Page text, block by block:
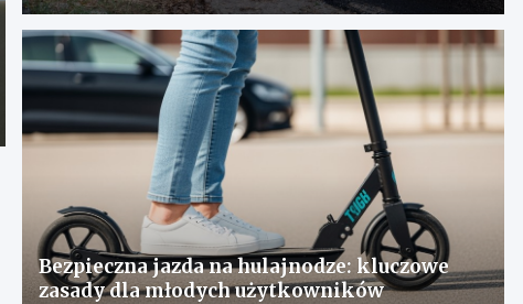
Bezpieczna jazda na hulajnodze: kluczowe
zasady dla młodych użytkowników